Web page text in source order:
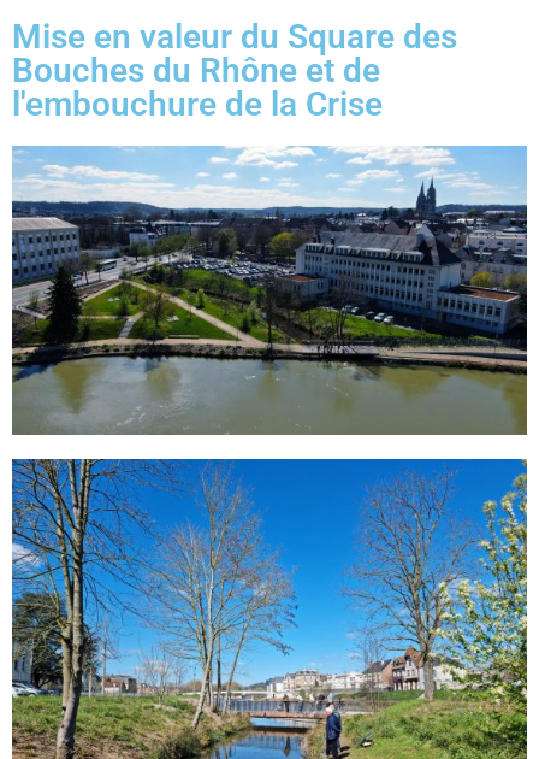
Mise en valeur du Square des
Bouches du Rhône et de
l'embouchure de la Crise